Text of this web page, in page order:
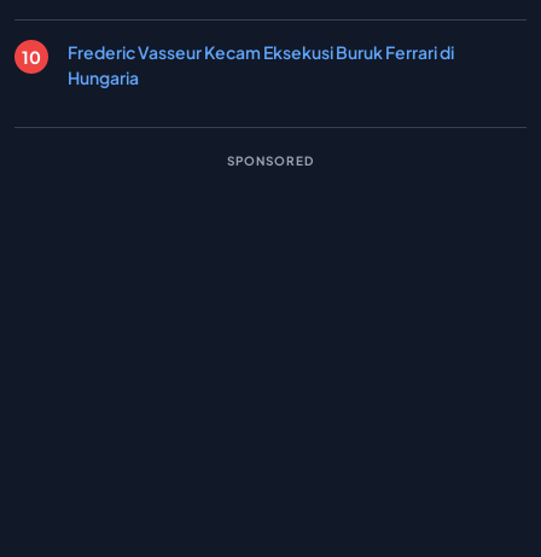
Frederic Vasseur Kecam Eksekusi Buruk Ferrari di
Hungaria
SPONSORED